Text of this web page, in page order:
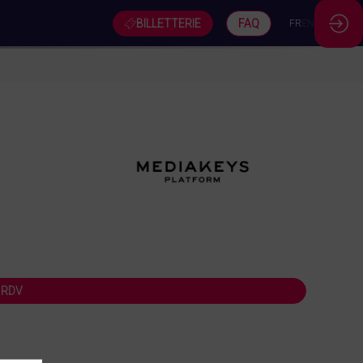
BILLETTERIE FAQ FR